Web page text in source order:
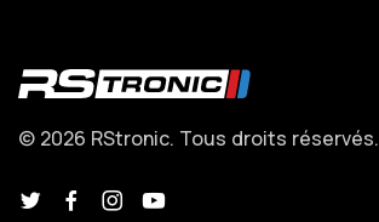
© 2026 RStronic. Tous droits réservés.